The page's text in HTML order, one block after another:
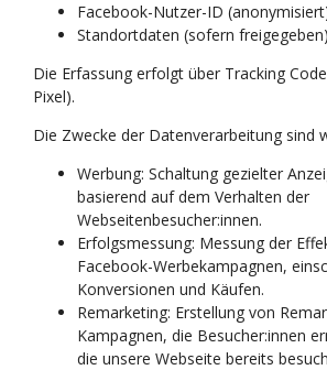
Facebook-Nutzer-ID
Standortdaten (sofern freigegeben)
Die Erfassung erfolgt über Tracking
Pixel).
Die Zwecke der Datenverarbeitung sind
Werbung: Schaltung gezielter
basierend auf dem Verhalten der
Webseitenbesucher:innen.
Erfolgsmessung: Messung der
Facebook-Werbekampagnen,
Konversionen und Käufen.
Remarketing: Erstellung von
Kampagnen, die Besucher:innen
die unsere Webseite bereits